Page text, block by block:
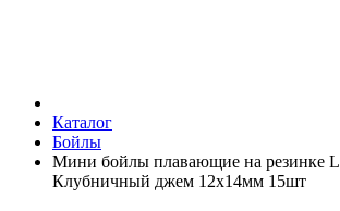
Каталог
Бойлы
Мини бойлы плавающие на резинке
Клубничный джем 12х14мм 15шт